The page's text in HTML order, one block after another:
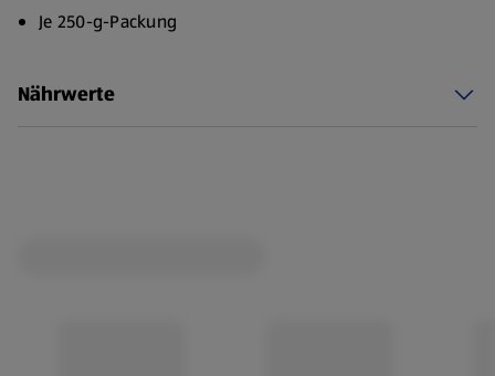
Je 250-g-Packung
Nährwerte